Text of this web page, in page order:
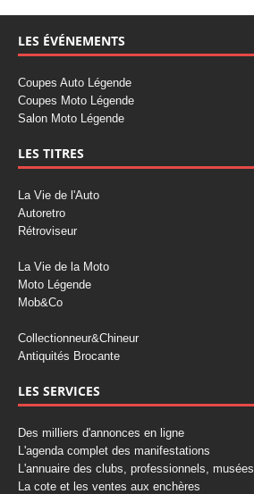
LES ÉVÉNEMENTS
Coupes Auto Légende
Coupes Moto Légende
Salon Moto Légende
LES TITRES
La Vie de l'Auto
Autoretro
Rétroviseur
La Vie de la Moto
Moto Légende
Mob&Co
Collectionneur&Chineur
Antiquités Brocante
LES SERVICES
Des milliers d'annonces en ligne
L'agenda complet des manifestations
L'annuaire des clubs, professionnels, musées
La cote et les ventes aux enchères